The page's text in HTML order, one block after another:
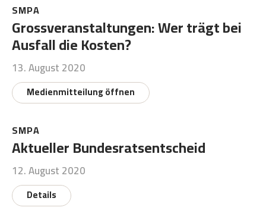
SMPA
Grossveranstaltungen: Wer trägt bei
Ausfall die Kosten?
13. August 2020
Medienmitteilung öffnen
SMPA
Aktueller Bundesratsentscheid
12. August 2020
Details